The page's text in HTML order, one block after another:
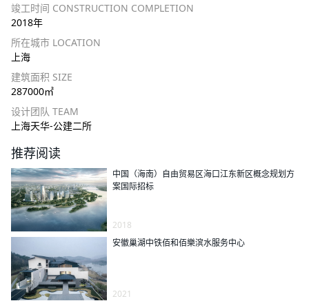
竣工时间 CONSTRUCTION COMPLETION
2018年
所在城市 LOCATION
上海
建筑面积 SIZE
287000㎡
设计团队 TEAM
上海天华-公建二所
推荐阅读
中国（海南）自由贸易区海口江东新区概念规划方
案国际招标
2018
安徽巢湖中铁佰和佰樂滨水服务中心
2021